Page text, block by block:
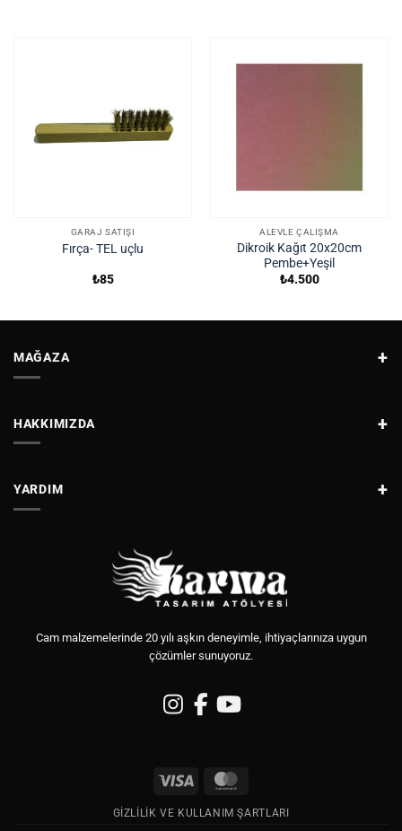
GARAJ SATIŞI
Fırça- TEL uçlu
₺85
ALEVLE ÇALIŞMA
Dikroik Kağıt 20x20cm
Pembe+Yeşil
₺4.500
MAĞAZA
HAKKIMIZDA
YARDIM
Cam malzemelerinde 20 yılı aşkın deneyimle, ihtiyaçlarınıza uygun
çözümler sunuyoruz.
Visa
GIZLILIK VE KULLANIM ŞARTLARI